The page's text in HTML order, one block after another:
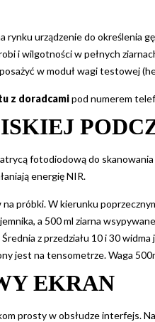
rynku urządzenie do określenia
i wilgotności w pełnych
w moduł wagi testowej
z doradcamipod numerem
fotodiodową do skanowania
energię NIR.
próbki. W kierunku
a 500 ml ziarna
z przedziału 10 i 30
jest na tensometrze. Waga
EKRAN
prosty w obsłudze interfejs.